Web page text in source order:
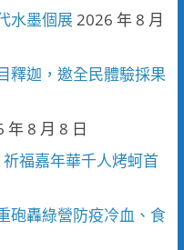
水墨個展2026 年 8 月
釋迦，邀全民體驗採果
年 8 月 8 日
福嘉年華千人烤蚵首
砲轟綠營防疫冷血、食